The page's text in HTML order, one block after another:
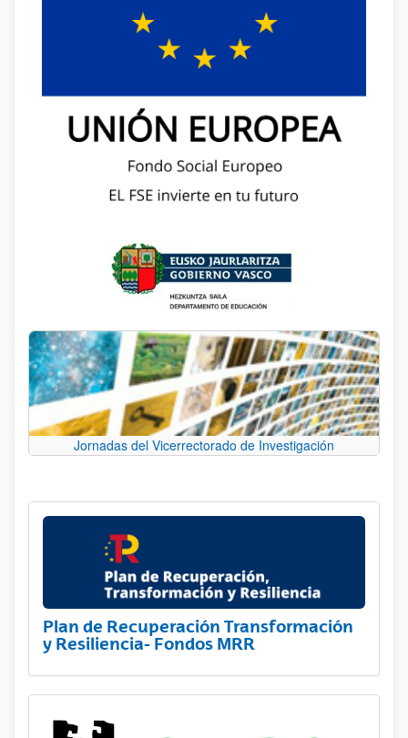
Jornadas del Vicerrectorado de Investigación
Plan de Recuperación Transformación
y Resiliencia- Fondos MRR